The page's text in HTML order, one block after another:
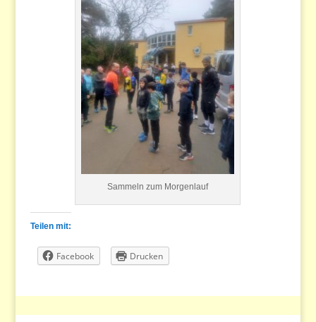
Sammeln zum Morgenlauf
Teilen mit:
Facebook Drucken